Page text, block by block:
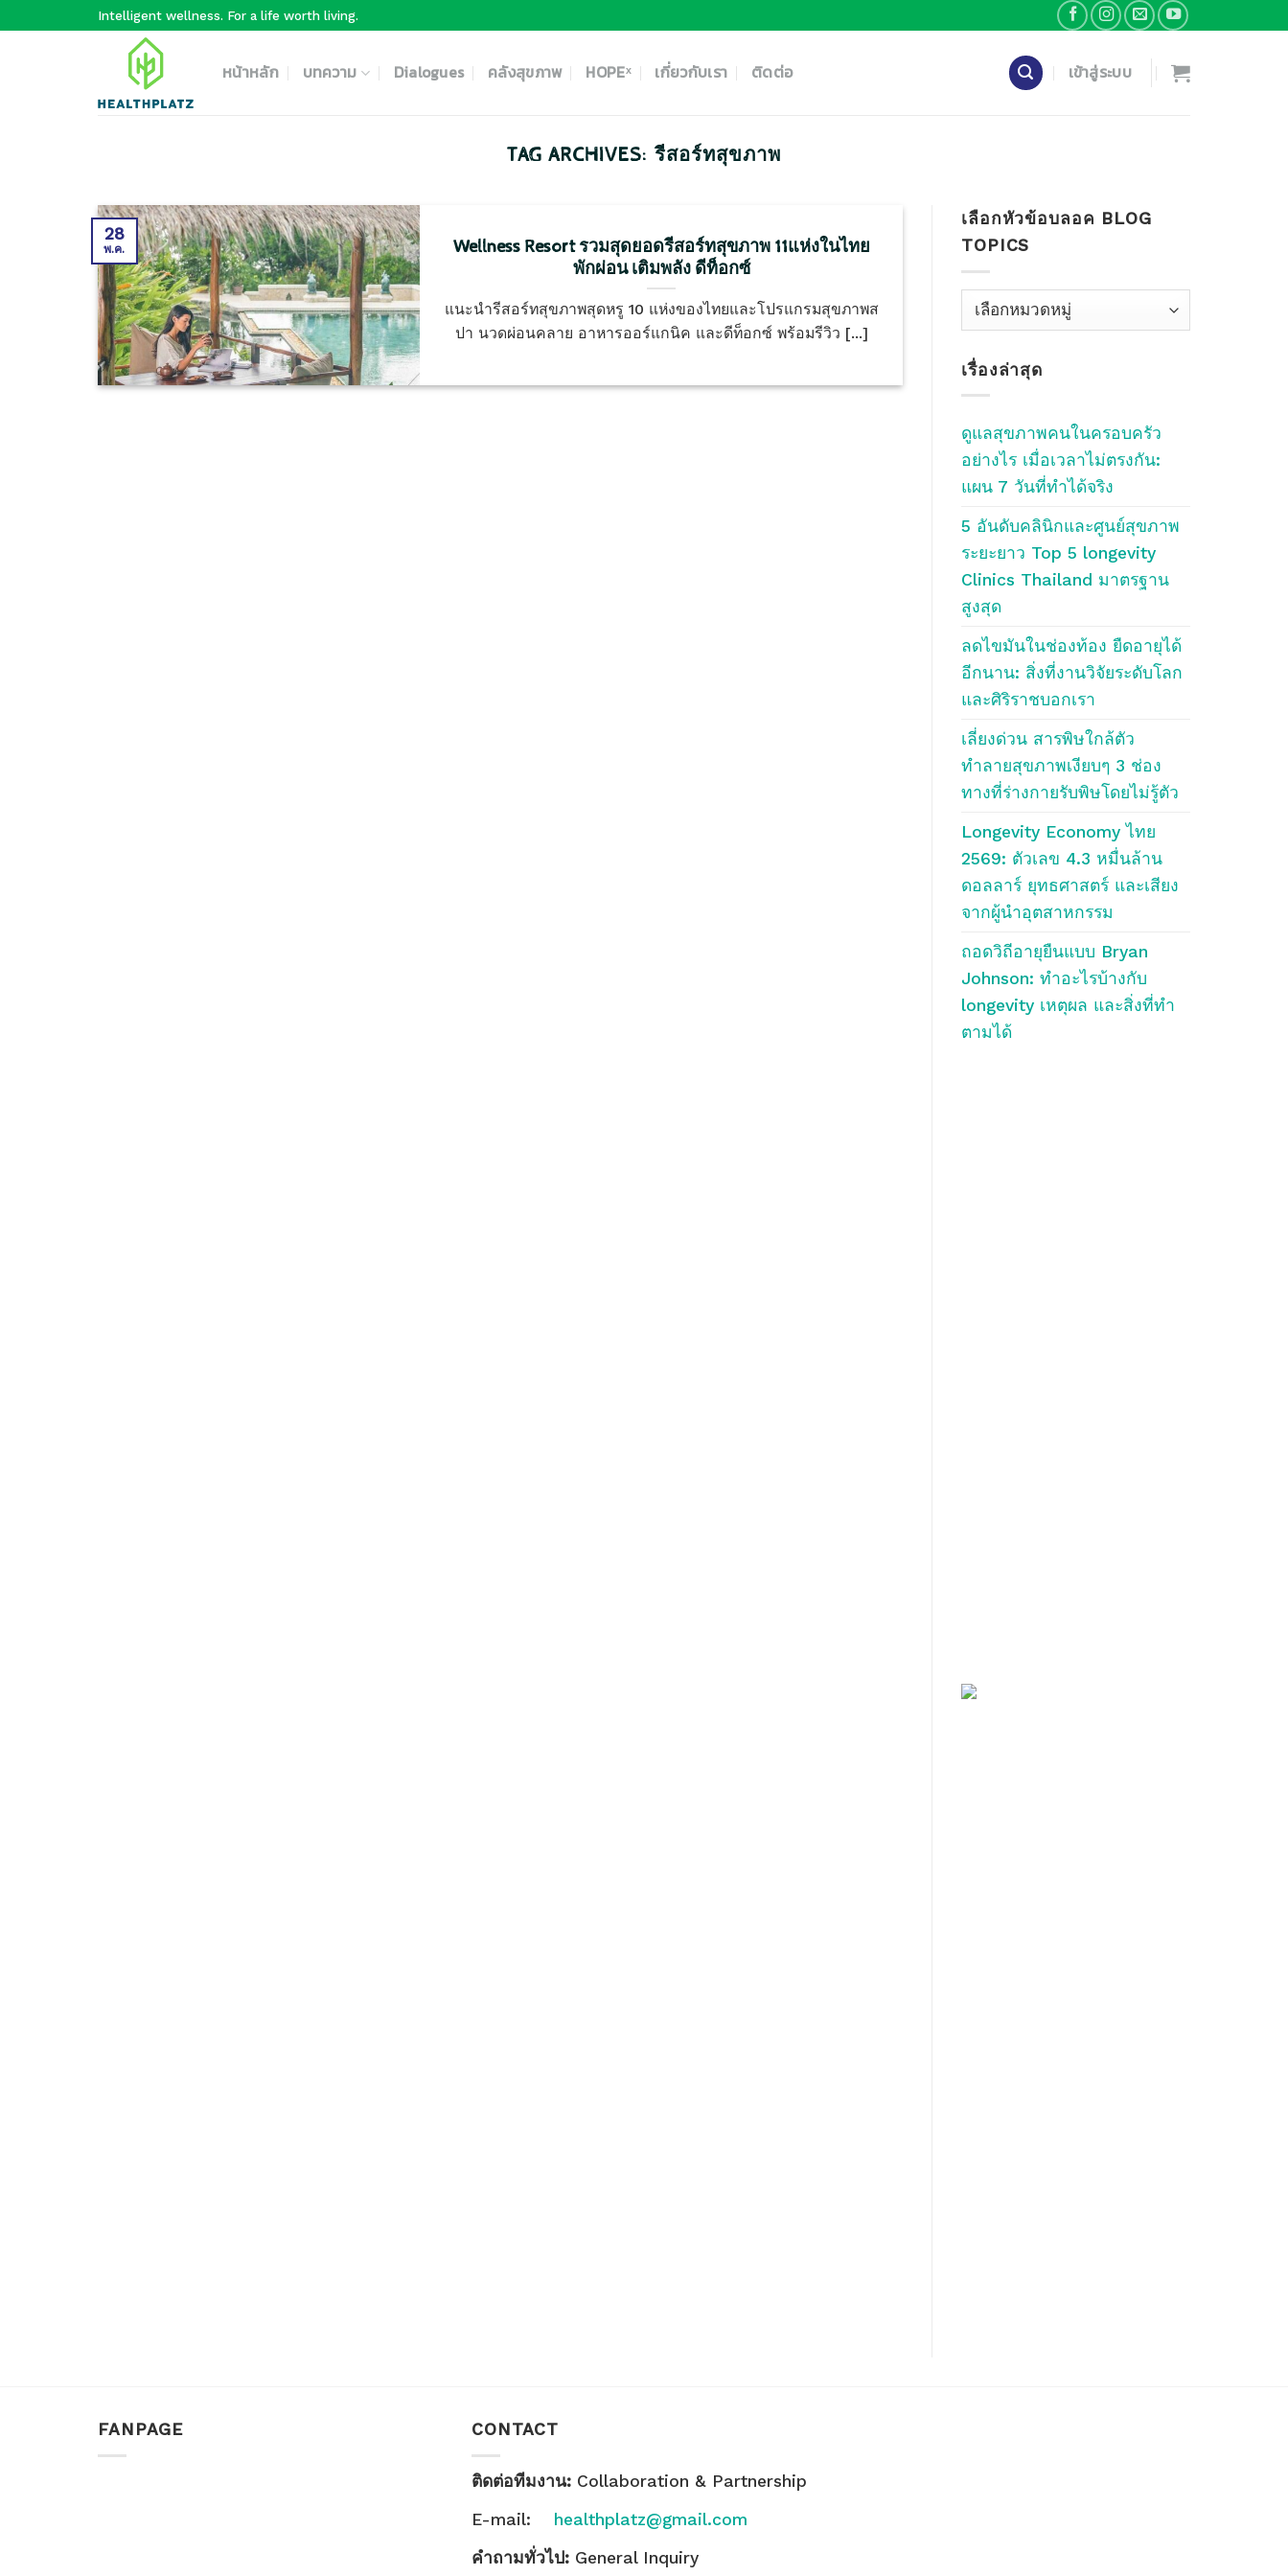
Intelligent wellness. For a life worth living.
หน้าหลัก บทความ Dialogues คลังสุขภาพ HOPEˣ เกี่ยวกับเรา ติดต่อ เข้าสู่ระบบ
TAG ARCHIVES: รีสอร์ทสุขภาพ
Wellness Resort รวมสุดยอดรีสอร์ทสุขภาพ 11แห่งในไทย
พักผ่อน เติมพลัง ดีท็อกซ์
แนะนำรีสอร์ทสุขภาพสุดหรู 10 แห่งของไทยและโปรแกรมสุขภาพส
ปา นวดผ่อนคลาย อาหารออร์แกนิค และดีท็อกซ์ พร้อมรีวิว [...]
28
พ.ค.
เลือกหัวข้อบลอค BLOG
TOPICS
เลือก
บลอค
Blog
เรื่องล่าสุด
ดูแลสุขภาพคนในครอบครัว
อย่างไร เมื่อเวลาไม่ตรงกัน:
แผน 7 วันที่ทำได้จริง
5 อันดับคลินิกและศูนย์สุขภาพ
ระยะยาว Top 5 longevity
Clinics Thailand มาตรฐาน
สูงสุด
ลดไขมันในช่องท้อง ยืดอายุได้
อีกนาน: สิ่งที่งานวิจัยระดับโลก
และศิริราชบอกเรา
เลี่ยงด่วน สารพิษใกล้ตัว
ทำลายสุขภาพเงียบๆ 3 ช่อง
ทางที่ร่างกายรับพิษโดยไม่รู้ตัว
Longevity Economy ไทย
2569: ตัวเลข 4.3 หมื่นล้าน
ดอลลาร์ ยุทธศาสตร์ และเสียง
จากผู้นำอุตสาหกรรม
ถอดวิถีอายุยืนแบบ Bryan
Johnson: ทำอะไรบ้างกับ
longevity เหตุผล และสิ่งที่ทำ
ตามได้
FANPAGE CONTACT
ติดต่อทีมงาน: Collaboration & Partnership
E-mail: healthplatz@gmail.com
คำถามทั่วไป: General Inquiry